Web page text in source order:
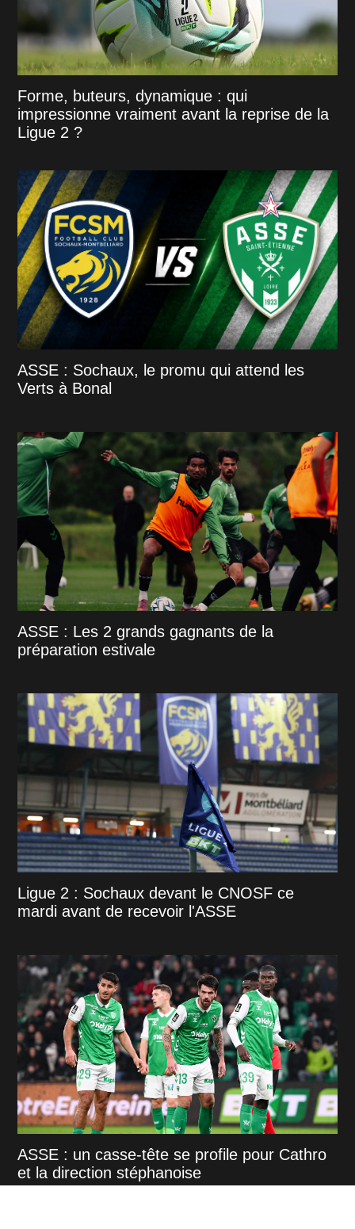
Forme, buteurs, dynamique : qui
impressionne vraiment avant la reprise de la
Ligue 2 ?
ASSE : Sochaux, le promu qui attend les
Verts à Bonal
ASSE : Les 2 grands gagnants de la
préparation estivale
Ligue 2 : Sochaux devant le CNOSF ce
mardi avant de recevoir l'ASSE
ASSE : un casse-tête se profile pour Cathro
et la direction stéphanoise